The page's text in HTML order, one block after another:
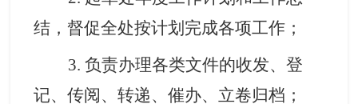
结，督促全处按计划完成各项工作 ；
3.负责办理各类文件的收发、登
记、传阅、转递、催办、立卷归档 ；